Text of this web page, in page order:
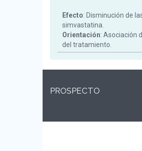
Efecto: Disminución de
simvastatina.
Orientación: Asociación
del tratamiento.
PROSPECTO